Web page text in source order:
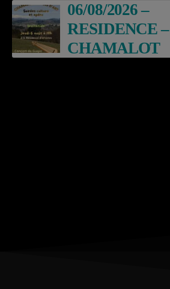
06/08/2026 –
RESIDENCE –
CHAMALOT